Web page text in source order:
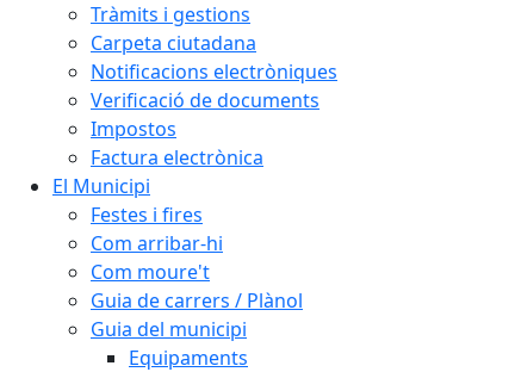
Tràmits i gestions
Carpeta ciutadana
Notificacions electròniques
Verificació de documents
Impostos
Factura electrònica
El Municipi
Festes i fires
Com arribar-hi
Com moure't
Guia de carrers / Plànol
Guia del municipi
Equipaments